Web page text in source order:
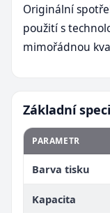
Originální
použití s
mimořádnou
Základní
PARAMETR
Barva tisku
Kapacita